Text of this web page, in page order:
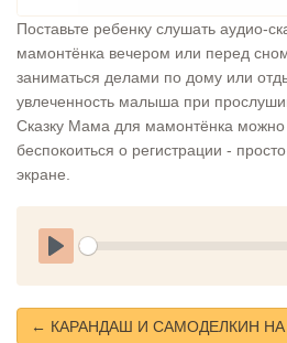
Поставьте ребенку слушать аудио-
мамонтёнка вечером или перед
заниматься делами по дому или
увлеченность малыша при
Сказку Мама для мамонтёнка можно
беспокоиться о регистрации -
экране.
Play
← КАРАНДАШ И САМОДЕЛКИН НА